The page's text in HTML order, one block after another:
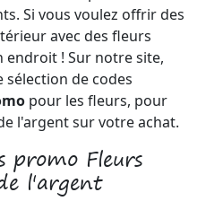
Si vous voulez offrir des
avec des fleurs
endroit ! Sur notre site,
de codes
pour les fleurs, pour
l'argent sur votre achat.
promo Fleurs
l'argent